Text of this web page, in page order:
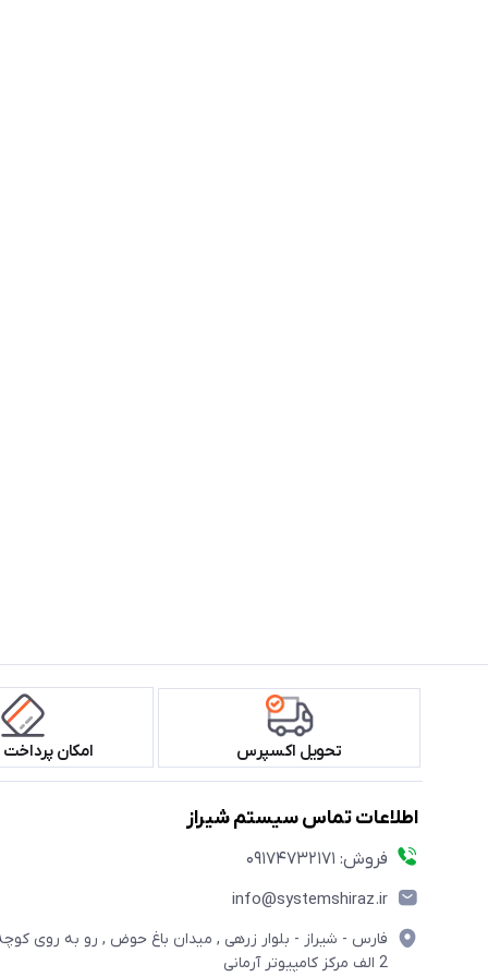
تحویل اکسپرس امکان
اطلاعات تماس سیستم شیراز
فروش: 09174732171
info@systemshiraz.ir
فارس - شیراز - بلوار زرهی , میدان باغ حوض , رو به روی
2 الف مرکز کامپیوتر آرمانی